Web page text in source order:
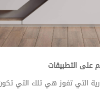
على التطبيقات
التي تفوز هي تلك التي